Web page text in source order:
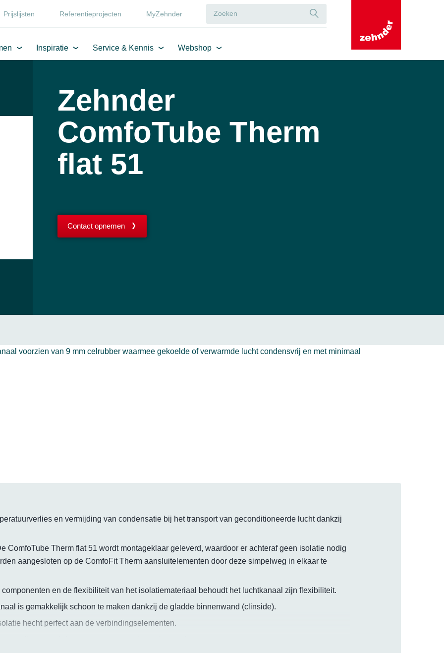
Prijslijsten Referentieprojecten MyZehnder
Inspiratie Service & Kennis Webshop
Zehnder
ComfoTube Therm
flat 51
Contact opnemen
voorzien van 9 mm celrubber waarmee gekoelde of verwarmde lucht condensvrij en met minimaal
en vermijding van condensatie bij het transport van geconditioneerde lucht dankzij
ComfoTube Therm flat 51 wordt montageklaar geleverd, waardoor er achteraf geen isolatie nodig
aangesloten op de ComfoFit Therm aansluitelementen door deze simpelweg in elkaar te
en de flexibiliteit van het isolatiemateriaal behoudt het luchtkanaal zijn flexibiliteit.
is gemakkelijk schoon te maken dankzij de gladde binnenwand (clinside).
hecht perfect aan de verbindingselementen.